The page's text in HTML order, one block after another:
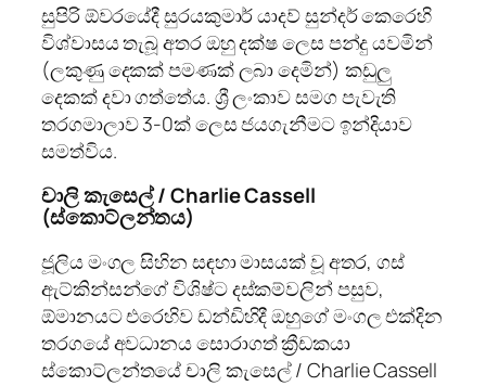
සුපිරි ඕවරයේදී සුරයකුමාර් යාදව් සුන්දර් කෙරෙහි
විශ්වාසය තැබූ අතර ඔහු දක්ෂ ලෙස පන්දු යවමින්
(ලකුණු දෙකක් පමණක් ලබා දෙමින්) කඩුලු
දෙකක් දවා ගත්තේය. ශ්‍රී ලංකාව සමග පැවැති
තරගමාලාව 3-0ක් ලෙස ජයගැනීමට ඉන්දියාව
සමත්විය.
චාලි කැසෙල් /Charlie Cassell
(ස්කොට්ලන්තය)
ජූලිය මංගල සිහින සඳහා මාසයක් වූ අතර, ගස්
ඇට්කින්සන්ගේ විශිෂ්ට දස්කම්වලින් පසුව,
ඕමානයට එරෙහිව ඩන්ඩිහිදී ඔහුගේ මංගල එක්දින
තරගයේ අවධානය සොරාගත් ක්‍රීඩකයා
ස්කොට්ලන්තයේ චාලි කැසෙල් / Charlie Cassell